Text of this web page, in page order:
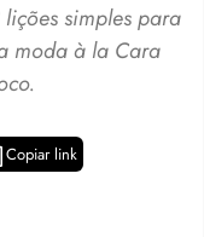
simples para
moda à la Cara
Copiar link